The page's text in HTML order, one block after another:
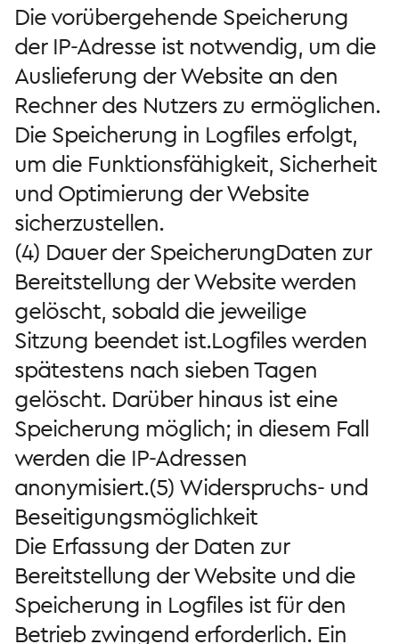
Die vorübergehende Speicherung
der IP-Adresse ist notwendig, um die
Auslieferung der Website an den
Rechner des Nutzers zu ermöglichen.
Die Speicherung in Logfiles erfolgt,
um die Funktionsfähigkeit, Sicherheit
und Optimierung der Website
sicherzustellen.
(4) Dauer der SpeicherungDaten zur
Bereitstellung der Website werden
gelöscht, sobald die jeweilige
Sitzung beendet ist.Logfiles werden
spätestens nach sieben Tagen
gelöscht. Darüber hinaus ist eine
Speicherung möglich; in diesem Fall
werden die IP-Adressen
anonymisiert.(5) Widerspruchs- und
Beseitigungsmöglichkeit
Die Erfassung der Daten zur
Bereitstellung der Website und die
Speicherung in Logfiles ist für den
Betrieb zwingend erforderlich. Ein